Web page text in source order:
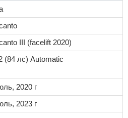
III (facelift 2020)
(84 лс) Automatic
2020 г
2023 г